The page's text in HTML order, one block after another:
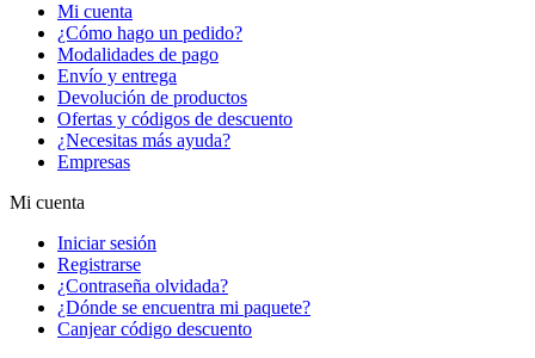
Mi cuenta
¿Cómo hago un pedido?
Modalidades de pago
Envío y entrega
Devolución de productos
Ofertas y códigos de descuento
¿Necesitas más ayuda?
Empresas
Mi cuenta
Iniciar sesión
Registrarse
¿Contraseña olvidada?
¿Dónde se encuentra mi paquete?
Canjear código descuento